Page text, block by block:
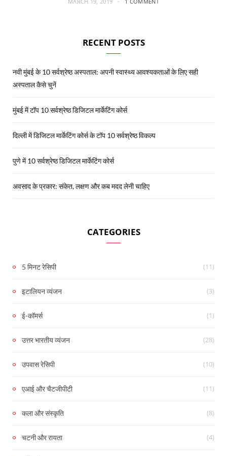
RECENT POSTS
नवी मुंबई के 10 सर्वश्रेष्ठ अस्पताल: अपनी स्वास्थ्य आवश्यकताओं के लिए सही
अस्पताल कैसे चुनें
मुंबई में टॉप 10 सर्वश्रेष्ठ डिजिटल मार्केटिंग कोर्स
दिल्ली में डिजिटल मार्केटिंग कोर्स के टॉप 10 सर्वश्रेष्ठ विकल्प
पुणे में 10 सर्वश्रेष्ठ डिजिटल मार्केटिंग कोर्स
अवसाद के प्रकार: संकेत, लक्षण और कब मदद लेनी चाहिए
CATEGORIES
5 मिनट रेसिपी (11)
इटालियन व्यंजन (3)
ई-कॉमर्स (1)
उत्तर भारतीय व्यंजन (28)
उपवास रेसिपी (10)
एआई और चैटजीपीटी (11)
कला और संस्कृति (8)
चटनी और रायता (4)